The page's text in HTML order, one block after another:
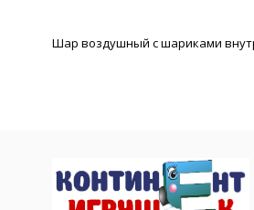
Шар воздушный с шариками